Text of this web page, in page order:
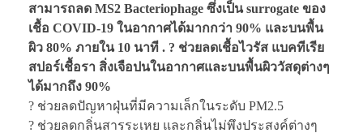
สามารถลด MS2 Bacteriophage ซึ่งเป็น surrogate ของ
เชื้อ COVID-19 ในอากาศได้มากกว่า 90% และบนพื้น
ผิว 80% ภายใน 10 นาที . ? ช่วยลดเชื้อไวรัส แบคทีเรีย
สปอร์เชื้อรา สิ่งเจือปนในอากาศและบนพื้นผิววัสดุต่างๆ
ได้มากถึง 90%
? ช่วยลดปัญหาฝุ่นที่มีความเล็กในระดับ PM2.5
? ช่วยลดกลิ่นสารระเหย และกลิ่นไม่พึงประสงค์ต่างๆ